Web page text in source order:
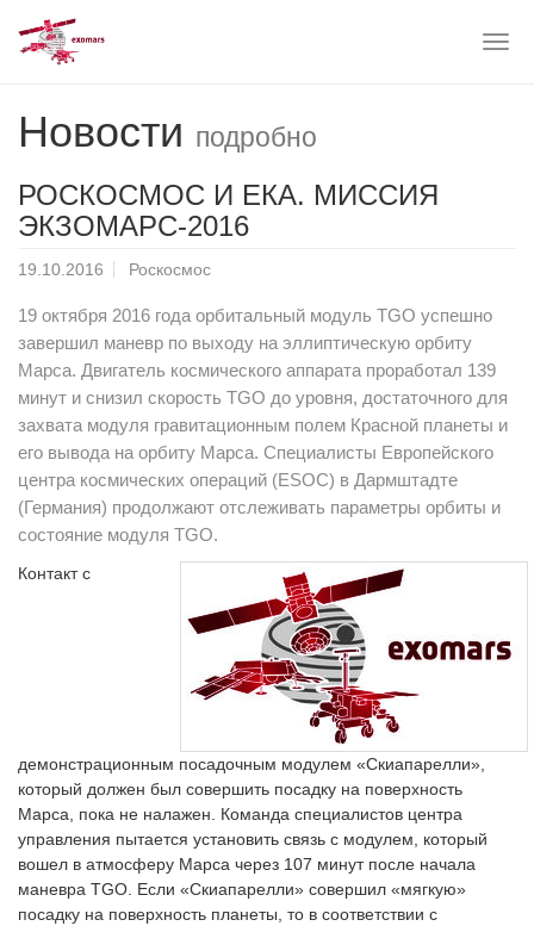
mainНовости подробно
РОСКОСМОС И ЕКА. МИССИЯ
ЭКЗОМАРС-2016
19.10.2016 Роскосмос
19 октября 2016 года орбитальный модуль TGO успешно
завершил маневр по выходу на эллиптическую орбиту
Марса. Двигатель космического аппарата проработал 139
минут и снизил скорость TGO до уровня, достаточного для
захвата модуля гравитационным полем Красной планеты и
его вывода на орбиту Марса. Специалисты Европейского
центра космических операций (ESOC) в Дармштадте
(Германия) продолжают отслеживать параметры орбиты и
состояние модуля TGO.
Контакт с
демонстрационным посадочным модулем «Скиапарелли»,
который должен был совершить посадку на поверхность
Марса, пока не налажен. Команда специалистов центра
управления пытается установить связь с модулем, который
вошел в атмосферу Марса через 107 минут после начала
маневра TGO. Если «Скиапарелли» совершил «мягкую»
посадку на поверхность планеты, то в соответствии с